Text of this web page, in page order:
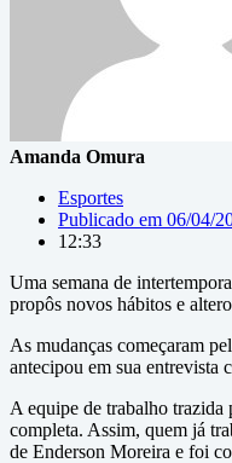
Amanda Omura
Esportes
Publicado em 06/04/
12:33
Uma semana de
propôs novos hábitos e
As mudanças começaram
antecipou em sua entrevista
A equipe de trabalho trazida
completa. Assim, quem já
de Enderson Moreira e foi